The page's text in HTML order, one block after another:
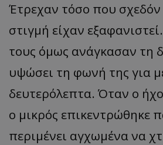
Έτρεχαν τόσο που
στιγμή είχαν
τους όμως ανάγκασαν τη
υψώσει τη φωνή της για
δευτερόλεπτα. Όταν ο
ο μικρός επικεντρώθηκε
περιμένει αγχωμένα να